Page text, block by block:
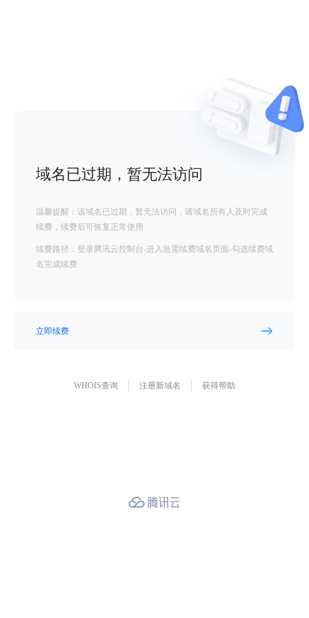
域名已过期，暂无法访问
温馨提醒：该域名已过期，暂无法访问，请域名所有人及时完成
续费，续费后可恢复正常使用
续费路径：登录腾讯云控制台-进入急需续费域名页面-勾选续费域
名完成续费
立即续费
WHOIS查询 注册新域名 获得帮助